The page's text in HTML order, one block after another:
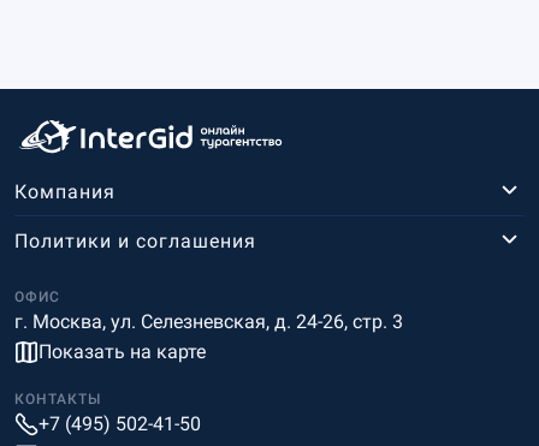
Компания
ОФИС
г. Москва, ул. Селезневская, д. 24-26, стр. 3
Показать на карте
Политики и соглашения
КОНТАКТЫ
+7 (495) 502-41-50